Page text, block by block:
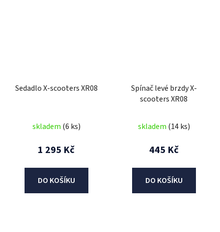
Sedadlo X-scooters XR08
skladem (6 ks)
1 295 Kč
DO KOŠÍKU
Spínač levé brzdy X-
scooters XR08
skladem (14 ks)
445 Kč
DO KOŠÍKU